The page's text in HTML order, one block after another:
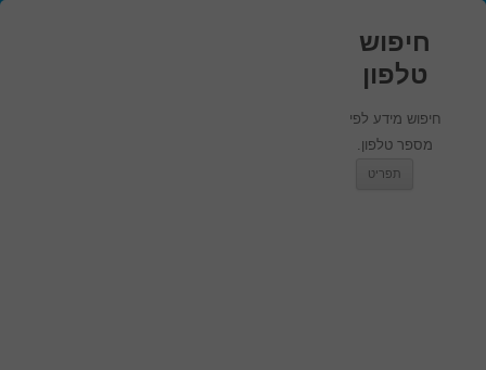
חיפוש
טלפון
חיפוש מידע לפי
מספר טלפון.
תפריט